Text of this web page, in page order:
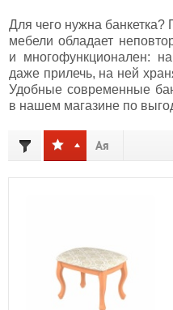
Для чего нужна банкетка?
мебели обладает
и многофункционален:
даже прилечь, на ней
Удобные современные
в нашем магазине по